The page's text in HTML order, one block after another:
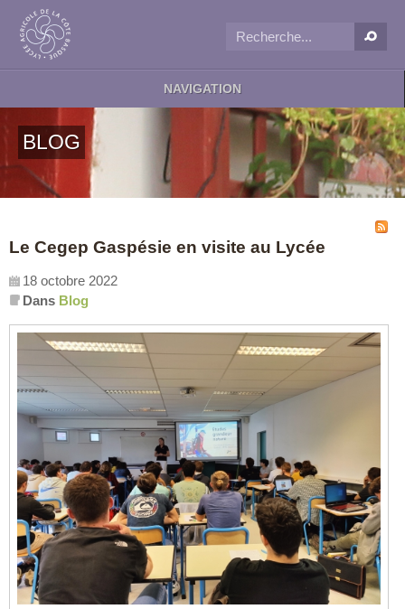
NAVIGATION
BLOG
Le Cegep Gaspésie en visite au Lycée
18 octobre 2022
Dans Blog